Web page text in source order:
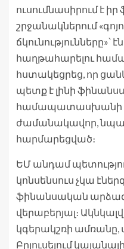
ուսումնասիրում է
շրջանակներում
հաղթահարելու
հստակեցրեց, որ
պետք է լինի
համապատասխանի
ժամանակավոր,
հարմարեցված։
ԵՄ անդամ
կոնսենսուս չկա
ֆինանսական
վերաբերյալ։
կգերակշռի ամռանը,
Բրյուսելում